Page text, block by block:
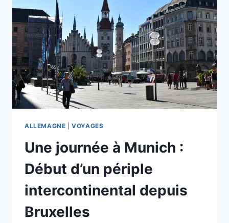
FAIRE
ALLEMAGNE |VOYAGES
Une journée à Munich :
Début d’un périple
intercontinental depuis
Bruxelles